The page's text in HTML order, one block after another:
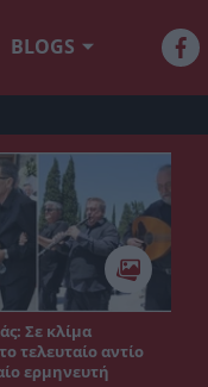
BLOGS
Σε κλίμα
τελευταίο αντίο
ερμηνευτή